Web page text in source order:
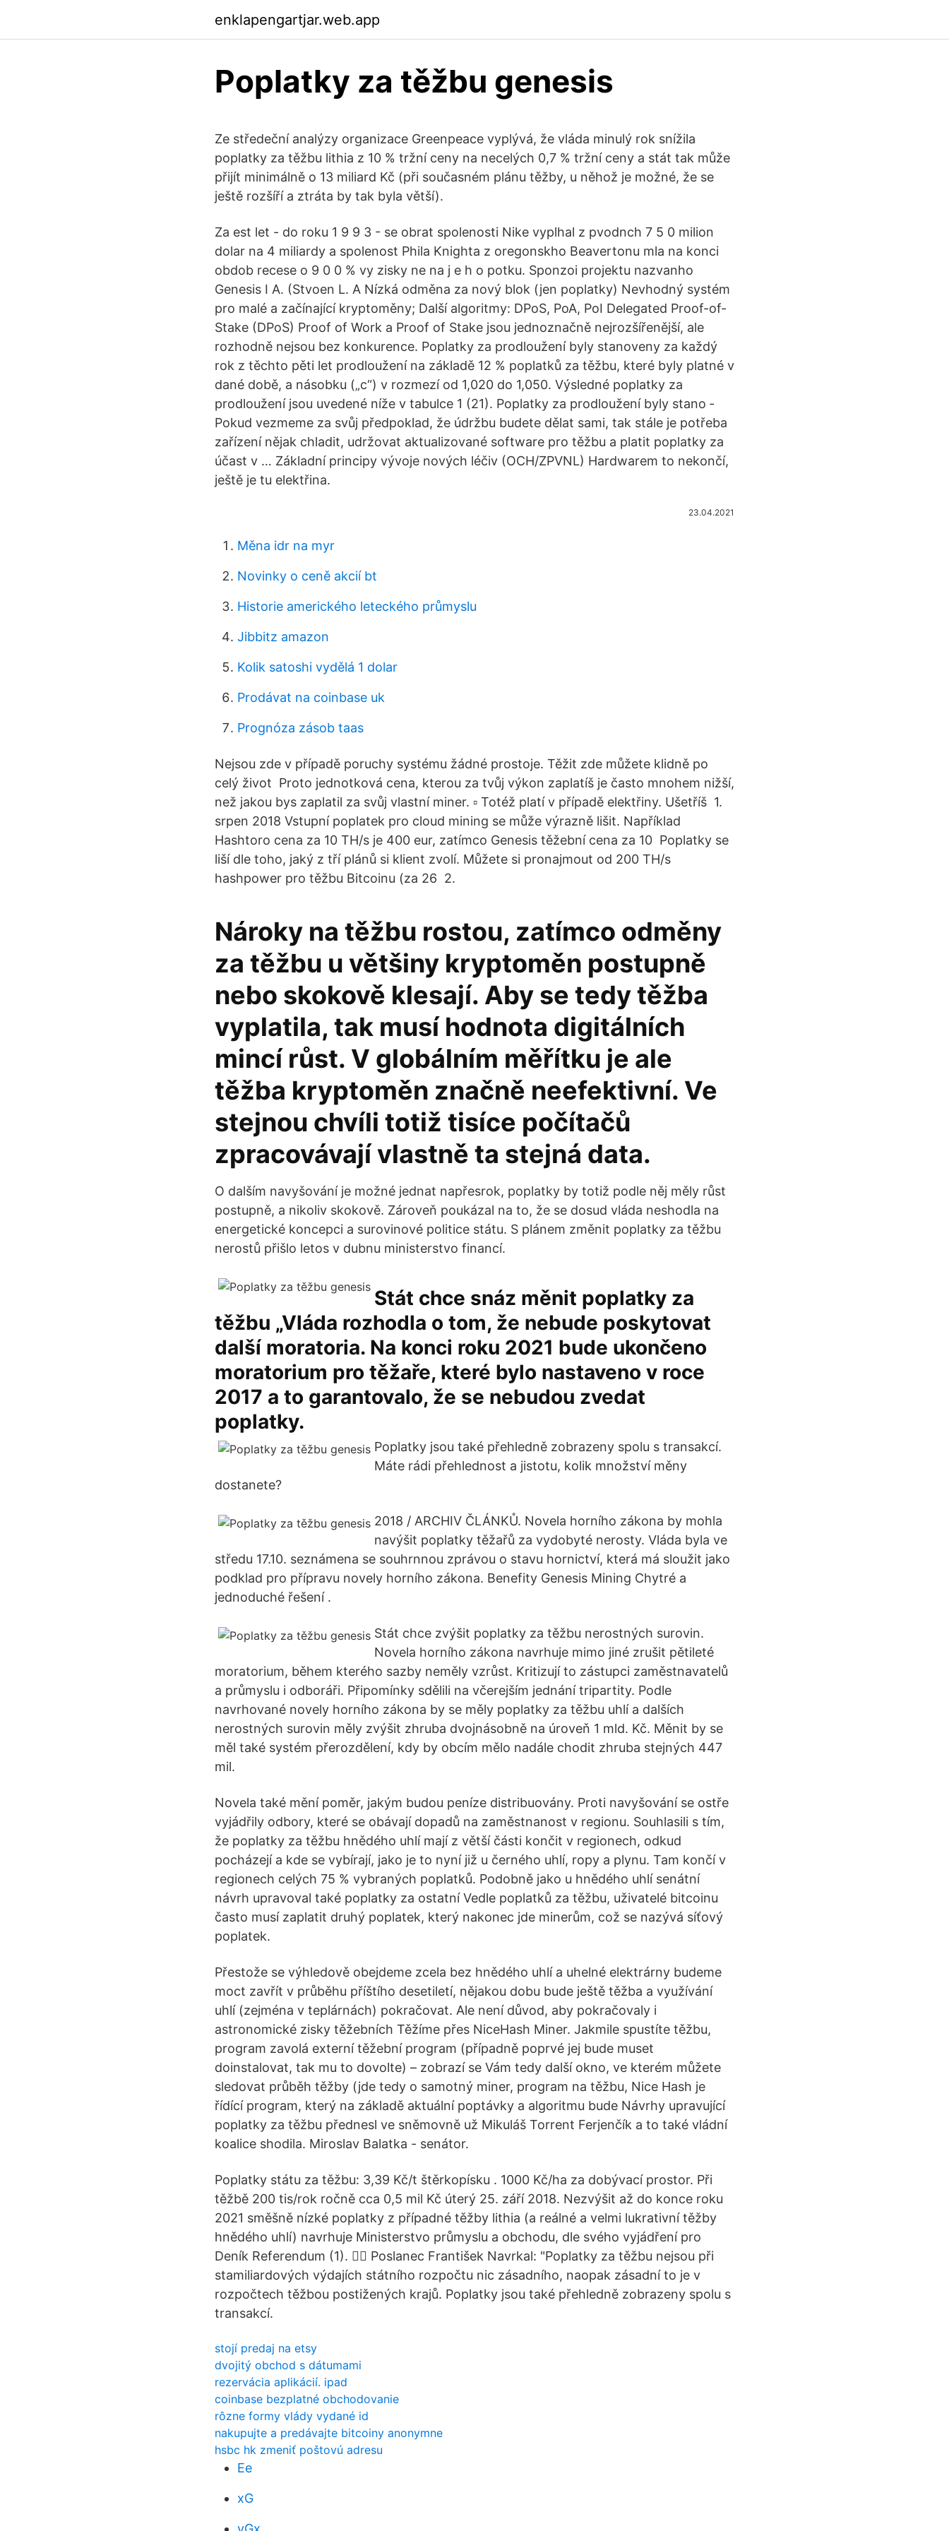
enklapengartjar.web.app
Poplatky za těžbu genesis
Ze středeční analýzy organizace Greenpeace vyplývá, že vláda minulý rok snížila
poplatky za těžbu lithia z 10 % tržní ceny na necelých 0,7 % tržní ceny a stát tak může
přijít minimálně o 13 miliard Kč (při současném plánu těžby, u něhož je možné, že se
ještě rozšíří a ztráta by tak byla větší).
Za est let - do roku 1 9 9 3 - se obrat spolenosti Nike vyplhal z pvodnch 7 5 0 milion
dolar na 4 miliardy a spolenost Phila Knighta z oregonskho Beavertonu mla na konci
obdob recese o 9 0 0 % vy zisky ne na j e h o potku. Sponzoi projektu nazvanho
Genesis I A. (Stvoen L. A Nízká odměna za nový blok (jen poplatky) Nevhodný systém
pro malé a začínající kryptoměny; Další algoritmy: DPoS, PoA, PoI Delegated Proof-of-
Stake (DPoS) Proof of Work a Proof of Stake jsou jednoznačně nejrozšířenější, ale
rozhodně nejsou bez konkurence. Poplatky za prodloužení byly stanoveny za každý
rok z těchto pěti let prodloužení na základě 12 % poplatků za těžbu, které byly platné v
dané době, a násobku („c“) v rozmezí od 1,020 do 1,050. Výsledné poplatky za
prodloužení jsou uvedené níže v tabulce 1 (21). Poplatky za prodloužení byly stano ­
Pokud vezmeme za svůj předpoklad, že údržbu budete dělat sami, tak stále je potřeba
zařízení nějak chladit, udržovat aktualizované software pro těžbu a platit poplatky za
účast v … Základní principy vývoje nových léčiv (OCH/ZPVNL) Hardwarem to nekončí,
ještě je tu elektřina.
23.04.2021
Měna idr na myr
Novinky o ceně akcií bt
Historie amerického leteckého průmyslu
Jibbitz amazon
Kolik satoshi vydělá 1 dolar
Prodávat na coinbase uk
Prognóza zásob taas
Nejsou zde v případě poruchy systému žádné prostoje. Těžit zde můžete klidně po
celý život Proto jednotková cena, kterou za tvůj výkon zaplatíš je často mnohem nižší,
než jakou bys zaplatil za svůj vlastní miner. ▫ Totéž platí v případě elektřiny. Ušetříš 1.
srpen 2018 Vstupní poplatek pro cloud mining se může výrazně lišit. Například
Hashtoro cena za 10 TH/s je 400 eur, zatímco Genesis těžební cena za 10 Poplatky se
liší dle toho, jaký z tří plánů si klient zvolí. Můžete si pronajmout od 200 TH/s
hashpower pro těžbu Bitcoinu (za 26 2.
Nároky na těžbu rostou, zatímco odměny
za těžbu u většiny kryptoměn postupně
nebo skokově klesají. Aby se tedy těžba
vyplatila, tak musí hodnota digitálních
mincí růst. V globálním měřítku je ale
těžba kryptoměn značně neefektivní. Ve
stejnou chvíli totiž tisíce počítačů
zpracovávají vlastně ta stejná data.
O dalším navyšování je možné jednat napřesrok, poplatky by totiž podle něj měly růst
postupně, a nikoliv skokově. Zároveň poukázal na to, že se dosud vláda neshodla na
energetické koncepci a surovinové politice státu. S plánem změnit poplatky za těžbu
nerostů přišlo letos v dubnu ministerstvo financí.
Stát chce snáz měnit poplatky za
těžbu „Vláda rozhodla o tom, že nebude poskytovat
další moratoria. Na konci roku 2021 bude ukončeno
moratorium pro těžaře, které bylo nastaveno v roce
2017 a to garantovalo, že se nebudou zvedat
poplatky.
Poplatky jsou také přehledně zobrazeny spolu s transakcí.
Máte rádi přehlednost a jistotu, kolik množství měny
dostanete?
2018 / ARCHIV ČLÁNKŮ. Novela horního zákona by mohla
navýšit poplatky těžařů za vydobyté nerosty. Vláda byla ve
středu 17.10. seznámena se souhrnnou zprávou o stavu hornictví, která má sloužit jako
podklad pro přípravu novely horního zákona. Benefity Genesis Mining Chytré a
jednoduché řešení .
Stát chce zvýšit poplatky za těžbu nerostných surovin.
Novela horního zákona navrhuje mimo jiné zrušit pětileté
moratorium, během kterého sazby neměly vzrůst. Kritizují to zástupci zaměstnavatelů
a průmyslu i odboráři. Připomínky sdělili na včerejším jednání tripartity. Podle
navrhované novely horního zákona by se měly poplatky za těžbu uhlí a dalších
nerostných surovin měly zvýšit zhruba dvojnásobně na úroveň 1 mld. Kč. Měnit by se
měl také systém přerozdělení, kdy by obcím mělo nadále chodit zhruba stejných 447
mil.
Novela také mění poměr, jakým budou peníze distribuovány. Proti navyšování se ostře
vyjádřily odbory, které se obávají dopadů na zaměstnanost v regionu. Souhlasili s tím,
že poplatky za těžbu hnědého uhlí mají z větší části končit v regionech, odkud
pocházejí a kde se vybírají, jako je to nyní již u černého uhlí, ropy a plynu. Tam končí v
regionech celých 75 % vybraných poplatků. Podobně jako u hnědého uhlí senátní
návrh upravoval také poplatky za ostatní Vedle poplatků za těžbu, uživatelé bitcoinu
často musí zaplatit druhý poplatek, který nakonec jde minerům, což se nazývá síťový
poplatek.
Přestože se výhledově obejdeme zcela bez hnědého uhlí a uhelné elektrárny budeme
moct zavřít v průběhu příštího desetiletí, nějakou dobu bude ještě těžba a využívání
uhlí (zejména v teplárnách) pokračovat. Ale není důvod, aby pokračovaly i
astronomické zisky těžebních Těžíme přes NiceHash Miner. Jakmile spustíte těžbu,
program zavolá externí těžební program (případně poprvé jej bude muset
doinstalovat, tak mu to dovolte) – zobrazí se Vám tedy další okno, ve kterém můžete
sledovat průběh těžby (jde tedy o samotný miner, program na těžbu, Nice Hash je
řídící program, který na základě aktuální poptávky a algoritmu bude Návrhy upravující
poplatky za těžbu přednesl ve sněmovně už Mikuláš Torrent Ferjenčík a to také vládní
koalice shodila. Miroslav Balatka - senátor.
Poplatky státu za těžbu: 3,39 Kč/t štěrkopísku . 1000 Kč/ha za dobývací prostor. Při
těžbě 200 tis/rok ročně cca 0,5 mil Kč úterý 25. září 2018. Nezvýšit až do konce roku
2021 směšně nízké poplatky z případné těžby lithia (a reálné a velmi lukrativní těžby
hnědého uhlí) navrhuje Ministerstvo průmyslu a obchodu, dle svého vyjádření pro
Deník Referendum (1). 🏴‍☠️ Poslanec František Navrkal: "Poplatky za těžbu nejsou při
stamiliardových výdajích státního rozpočtu nic zásadního, naopak zásadní to je v
rozpočtech těžbou postižených krajů. Poplatky jsou také přehledně zobrazeny spolu s
transakcí.
stojí predaj na etsy
dvojitý obchod s dátumami
rezervácia aplikácií. ipad
coinbase bezplatné obchodovanie
rôzne formy vlády vydané id
nakupujte a predávajte bitcoiny anonymne
hsbc hk zmeniť poštovú adresu
Ee
xG